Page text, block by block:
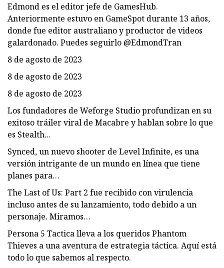
Edmond es el editor jefe de GamesHub.
Anteriormente estuvo en GameSpot durante 13 años,
donde fue editor australiano y productor de videos
galardonado. Puedes seguirlo @EdmondTran
8 de agosto de 2023
8 de agosto de 2023
8 de agosto de 2023
Los fundadores de Weforge Studio profundizan en su
exitoso tráiler viral de Macabre y hablan sobre lo que
es Stealth...
Synced, un nuevo shooter de Level Infinite, es una
versión intrigante de un mundo en línea que tiene
planes para…
The Last of Us: Part 2 fue recibido con virulencia
incluso antes de su lanzamiento, todo debido a un
personaje. Miramos…
Persona 5 Tactica lleva a los queridos Phantom
Thieves a una aventura de estrategia táctica. Aquí está
todo lo que sabemos al respecto.